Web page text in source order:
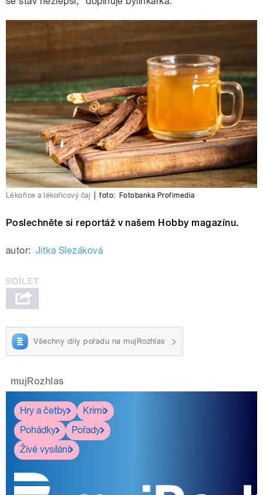
Lékořice a lékořicový čaj foto: Fotobanka Profimedia
Poslechněte si reportáž v našem Hobby magazínu.
autor: Jitka Slezáková
Všechny díly pořadu na mujRozhlas
mujRozhlas
Hry a četby
Krimi
Pohádky
Pořady
Živé vysílání